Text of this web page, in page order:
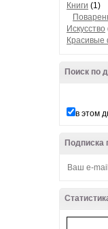
Книги (1)
Искусство
Красивые
Поиск по
в этом
Подписка